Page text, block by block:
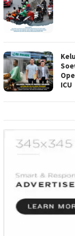
ICU